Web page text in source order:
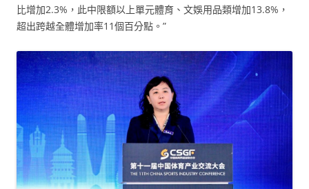
比增加2.3%，此中限額以上單元體育、文娛用品類增加13.8%，
超出跨越全體增加率11個百分點。”